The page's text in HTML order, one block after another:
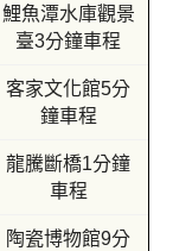
鯉魚潭水庫觀景
臺3分鐘車程
客家文化館5分
鐘車程
龍騰斷橋1分鐘
車程
陶瓷博物館9分